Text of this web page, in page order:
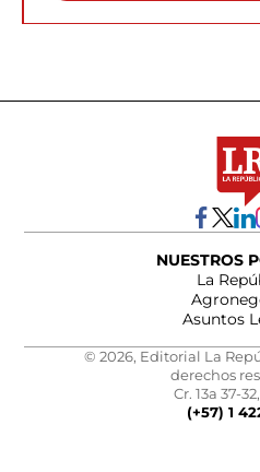
NUESTROS
La
Asuntos
© 2026, Editorial La
derechos
Cr. 13a 37-
(+57) 1